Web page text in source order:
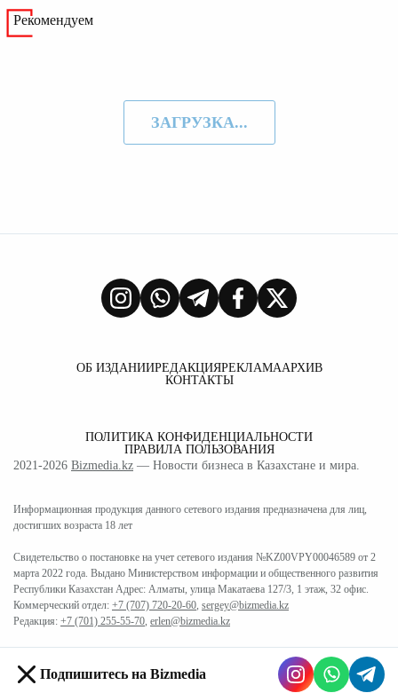
Рекомендуем
ЗАГРУЗКА...
ОБ ИЗДАНИИРЕДАКЦИЯРЕКЛАМААРХИВ
КОНТАКТЫ
ПОЛИТИКА КОНФИДЕНЦИАЛЬНОСТИ
ПРАВИЛА ПОЛЬЗОВАНИЯ
2021-2026 Bizmedia.kz — Новости бизнеса в Казахстане и мира.
Информационная продукция данного сетевого издания предназначена для лиц,
достигших возраста 18 лет
Свидетельство о постановке на учет сетевого издания №KZ00VPY00046589 от 2
марта 2022 года. Выдано Министерством информации и общественного развития
Республики Казахстан Адрес: Алматы, улица Макатаева 127/3, 1 этаж, 32 офис.
Коммерческий отдел: +7 (707) 720-20-60, sergey@bizmedia.kz
Редакция: +7 (701) 255-55-70, erlen@bizmedia.kz
Подпишитесь на Bizmedia